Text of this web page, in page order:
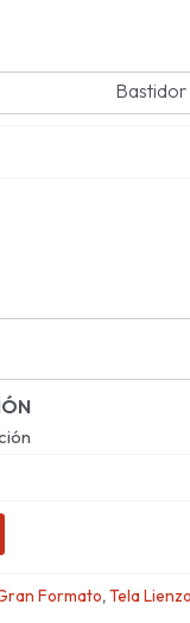
Bastidor
Formato,Tela Lienzo